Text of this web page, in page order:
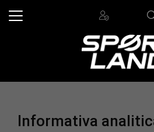
Informativa